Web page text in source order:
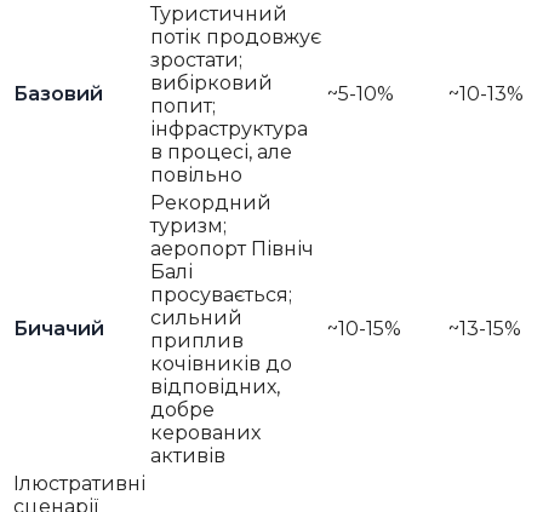
Базовий
Туристичний
потік продовжує
зростати;
вибірковий
попит;
інфраструктура
в процесі, але
повільно
~5-10% ~10-13%
Бичачий
Рекордний
туризм;
аеропорт Північ
Балі
просувається;
сильний
приплив
кочівників до
відповідних,
добре
керованих
активів
~10-15% ~13-15%
Ілюстративні
сценарії